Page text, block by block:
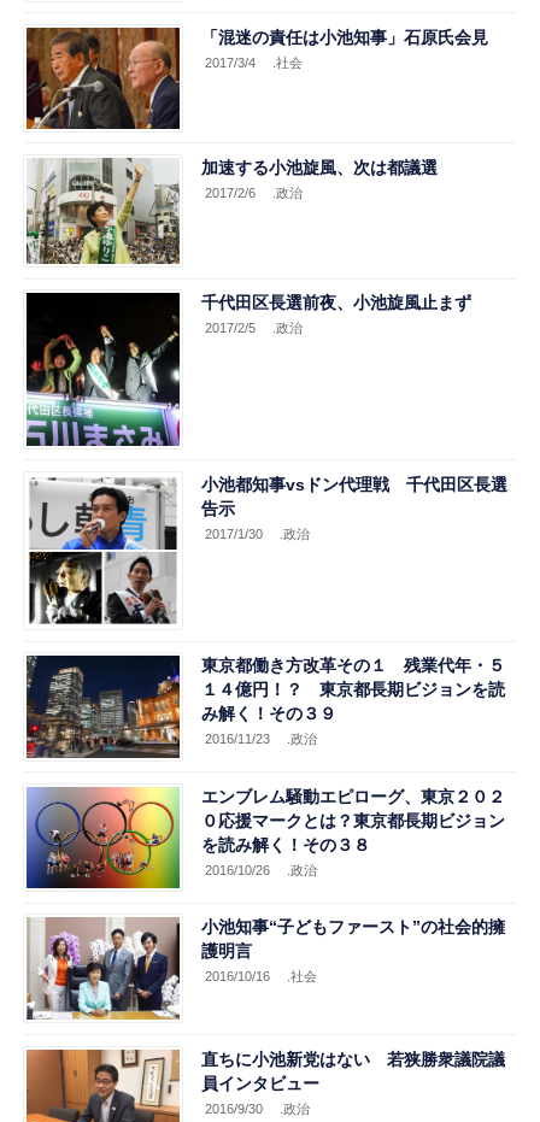
「混迷の責任は小池知事」石原氏会見
2017/3/4 .社会
加速する小池旋風、次は都議選
2017/2/6 .政治
千代田区長選前夜、小池旋風止まず
2017/2/5 .政治
小池都知事vsドン代理戦 千代田区長選
告示
2017/1/30 .政治
東京都働き方改革その１ 残業代年・５
１４億円！？ 東京都長期ビジョンを読
み解く！その３９
2016/11/23 .政治
エンブレム騒動エピローグ、東京２０２
０応援マークとは？東京都長期ビジョン
を読み解く！その３８
2016/10/26 .政治
小池知事“子どもファースト”の社会的擁
護明言
2016/10/16 .社会
直ちに小池新党はない 若狭勝衆議院議
員インタビュー
2016/9/30 .政治